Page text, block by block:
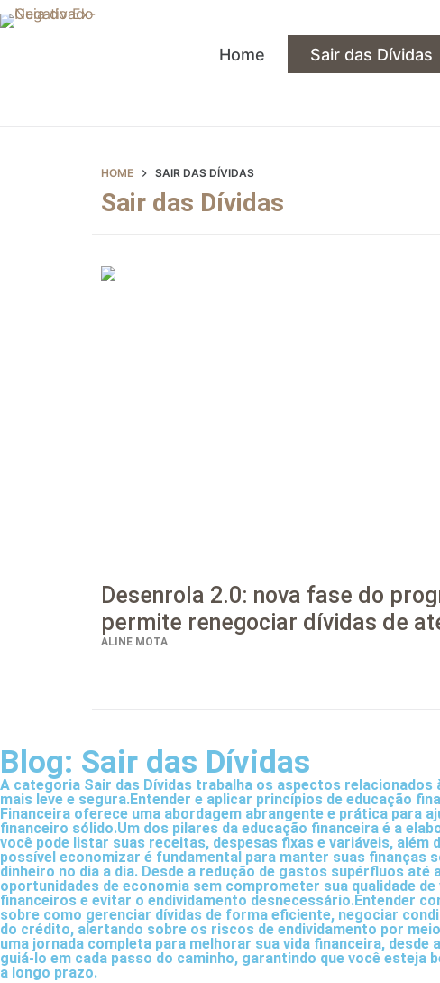
Home Sair das Dívidas
HOME SAIR DAS DÍVIDAS
Sair das Dívidas
Desenrola 2.0: nova fase do
permite renegociar dívidas de
ALINE MOTA
Blog: Sair das Dívidas
A categoria Sair das Dívidas trabalha os aspectos
mais leve e segura.Entender e aplicar princípios de educação
Financeira oferece uma abordagem abrangente e prática para
financeiro sólido.Um dos pilares da educação financeira é a
você pode listar suas receitas, despesas fixas e variáveis,
possível economizar é fundamental para manter suas
dinheiro no dia a dia. Desde a redução de gastos supérfluos
oportunidades de economia sem comprometer sua qualidade
financeiros e evitar o endividamento desnecessário.Entender
sobre como gerenciar dívidas de forma eficiente, negociar
do crédito, alertando sobre os riscos de endividamento por
uma jornada completa para melhorar sua vida financeira,
guiá-lo em cada passo do caminho, garantindo que você
a longo prazo.